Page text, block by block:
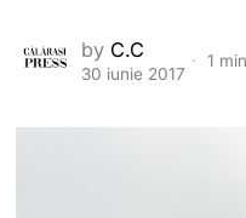
by C.C
30 iunie 2017
1